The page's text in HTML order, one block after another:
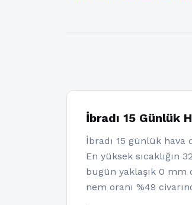
İbradı 15 Günlük
İbradı 15 günlük
En yüksek sıcaklığın
bugün yaklaşık 0 mm
nem oranı %49